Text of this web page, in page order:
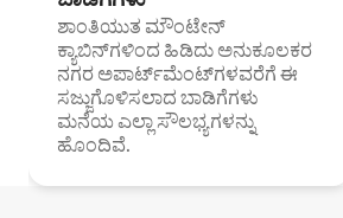
ಶಾಂತಿಯುತ ಮೌಂಟೇನ್
ಕ್ಯಾಬಿನ್‌ಗಳಿಂದ ಹಿಡಿದು ಅನುಕೂಲಕರ
ನಗರ ಅಪಾರ್ಟ್‌ಮೆಂಟ್‌ಗಳವರೆಗೆ ಈ
ಸಜ್ಜುಗೊಳಿಸಲಾದ ಬಾಡಿಗೆಗಳು
ಮನೆಯ ಎಲ್ಲಾ ಸೌಲಭ್ಯಗಳನ್ನು
ಹೊಂದಿವೆ.